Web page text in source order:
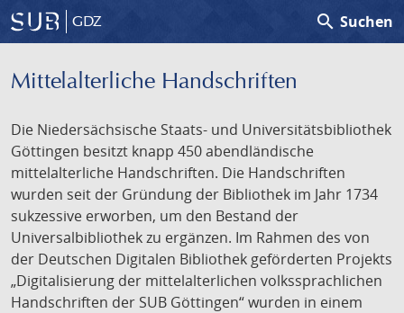
GDZ search Suchen
Mittelalterliche Handschriften
Die Niedersächsische Staats- und Universitätsbibliothek
Göttingen besitzt knapp 450 abendländische
mittelalterliche Handschriften. Die Handschriften
wurden seit der Gründung der Bibliothek im Jahr 1734
sukzessive erworben, um den Bestand der
Universalbibliothek zu ergänzen. Im Rahmen des von
der Deutschen Digitalen Bibliothek geförderten Projekts
„Digitalisierung der mittelalterlichen volkssprachlichen
Handschriften der SUB Göttingen“ wurden in einem